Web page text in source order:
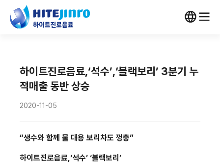
하이트진로음료,‘석수’,‘블랙보리’ 3분기 누
적매출 동반 상승
2020-11-05
“생수와 함께 물 대용 보리차도 껑충”
하이트진로음료,‘석수’ ‘블랙보리’